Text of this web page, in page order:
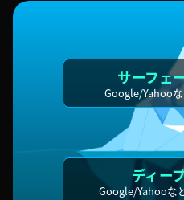
サーフェ
Google/Yahoo
ディー
Google/Yahooな